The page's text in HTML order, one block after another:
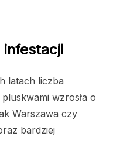
latach liczba
wzrosła o
Warszawa czy
bardziej